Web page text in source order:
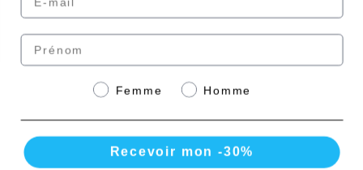
eafit.com|punch-power.com
Paiement sécurisé avec
Prénom
GenreFemme Homme
Recevoir mon -30%